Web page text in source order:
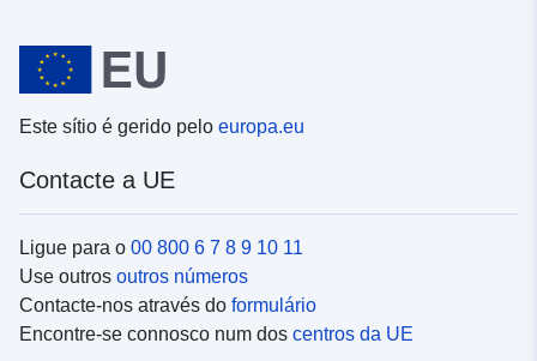
Este sítio é gerido pelo europa.eu
Contacte a UE
Ligue para o 00 800 6 7 8 9 10 11
Use outros outros números
Contacte-nos através do formulário
Encontre-se connosco num dos centros da UE